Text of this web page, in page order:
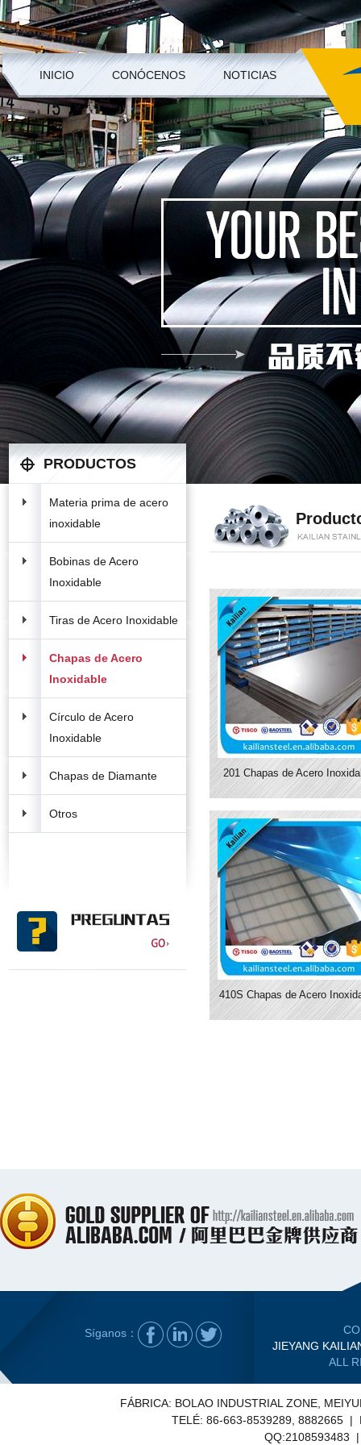
INICIO CONÓCENOS NOTICIAS
PRODUCTOS
Materia prima de acero
inoxidable
Bobinas de Acero
Inoxidable
Tiras de Acero Inoxidable
Chapas de Acero
Inoxidable
Círculo de Acero
Inoxidable
Chapas de Diamante
Otros
201 Chapas de Acero
410S Chapas de Acero
Síganos：
JIEYANG
ALL
FÁBRICA: BOLAO INDUSTRIAL ZONE,
TELÉ: 86-663-8539289, 8882665 |
QQ:2108593483